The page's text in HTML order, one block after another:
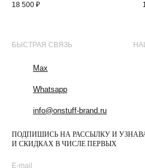
18 500 ₽
ПОДПИШИСЬ НА РАССЫЛКУ И
И СКИДКАХ В ЧИСЛЕ ПЕРВЫХ
БЫСТРАЯ СВЯЗЬ
Max
Whatsapp
info@onstuff-brand.ru